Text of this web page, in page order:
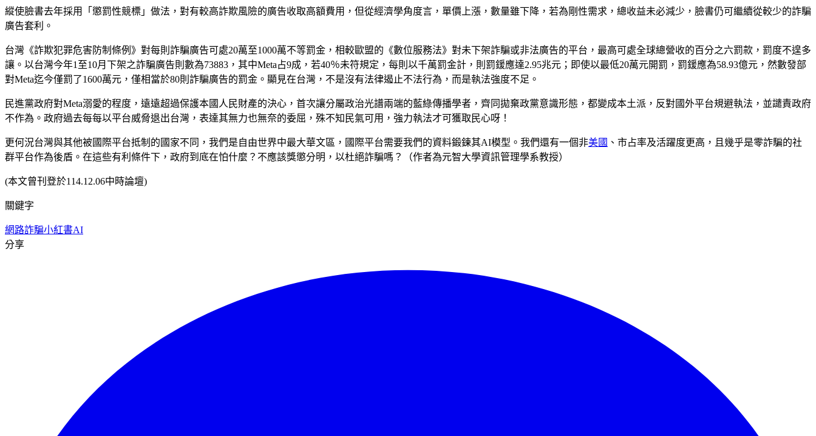
縱使臉書去年採用「懲罰性競標」做法，對有較高詐欺風險的廣告收取高額費用，但從經濟學角度言，單價上漲，數量雖下降，若為剛性需求，總收益未必減少，臉書仍可繼續從較少的詐騙
廣告套利。
台灣《詐欺犯罪危害防制條例》對每則詐騙廣告可處20萬至1000萬不等罰金，相較歐盟的《數位服務法》對未下架詐騙或非法廣告的平台，最高可處全球總營收的百分之六罰款，罰度不遑多
讓。以台灣今年1至10月下架之詐騙廣告則數為73883，其中Meta占9成，若40％未符規定，每則以千萬罰金計，則罰鍰應達2.95兆元；即使以最低20萬元開罰，罰鍰應為58.93億元，然數發部
對Meta迄今僅罰了1600萬元，僅相當於80則詐騙廣告的罰金。顯見在台灣，不是沒有法律遏止不法行為，而是執法強度不足。
民進黨政府對Meta溺愛的程度，遠遠超過保護本國人民財產的決心，首次讓分屬政治光譜兩端的藍綠傳播學者，齊同拋棄政黨意識形態，都變成本土派，反對國外平台規避執法，並譴責政府
不作為。政府過去每每以平台威脅退出台灣，表達其無力也無奈的委屈，殊不知民氣可用，強力執法才可獲取民心呀！
更何況台灣與其他被國際平台抵制的國家不同，我們是自由世界中最大華文區，國際平台需要我們的資料鍛鍊其AI模型。我們還有一個非美國 、市占率及活躍度更高，且幾乎是零詐騙的社
群平台作為後盾。在這些有利條件下，政府到底在怕什麼？不應該獎懲分明，以杜絕詐騙嗎？（作者為元智大學資訊管理學系教授）
(本文曾刊登於114.12.06中時論壇)
關鍵字
網路詐騙小紅書AI
分享